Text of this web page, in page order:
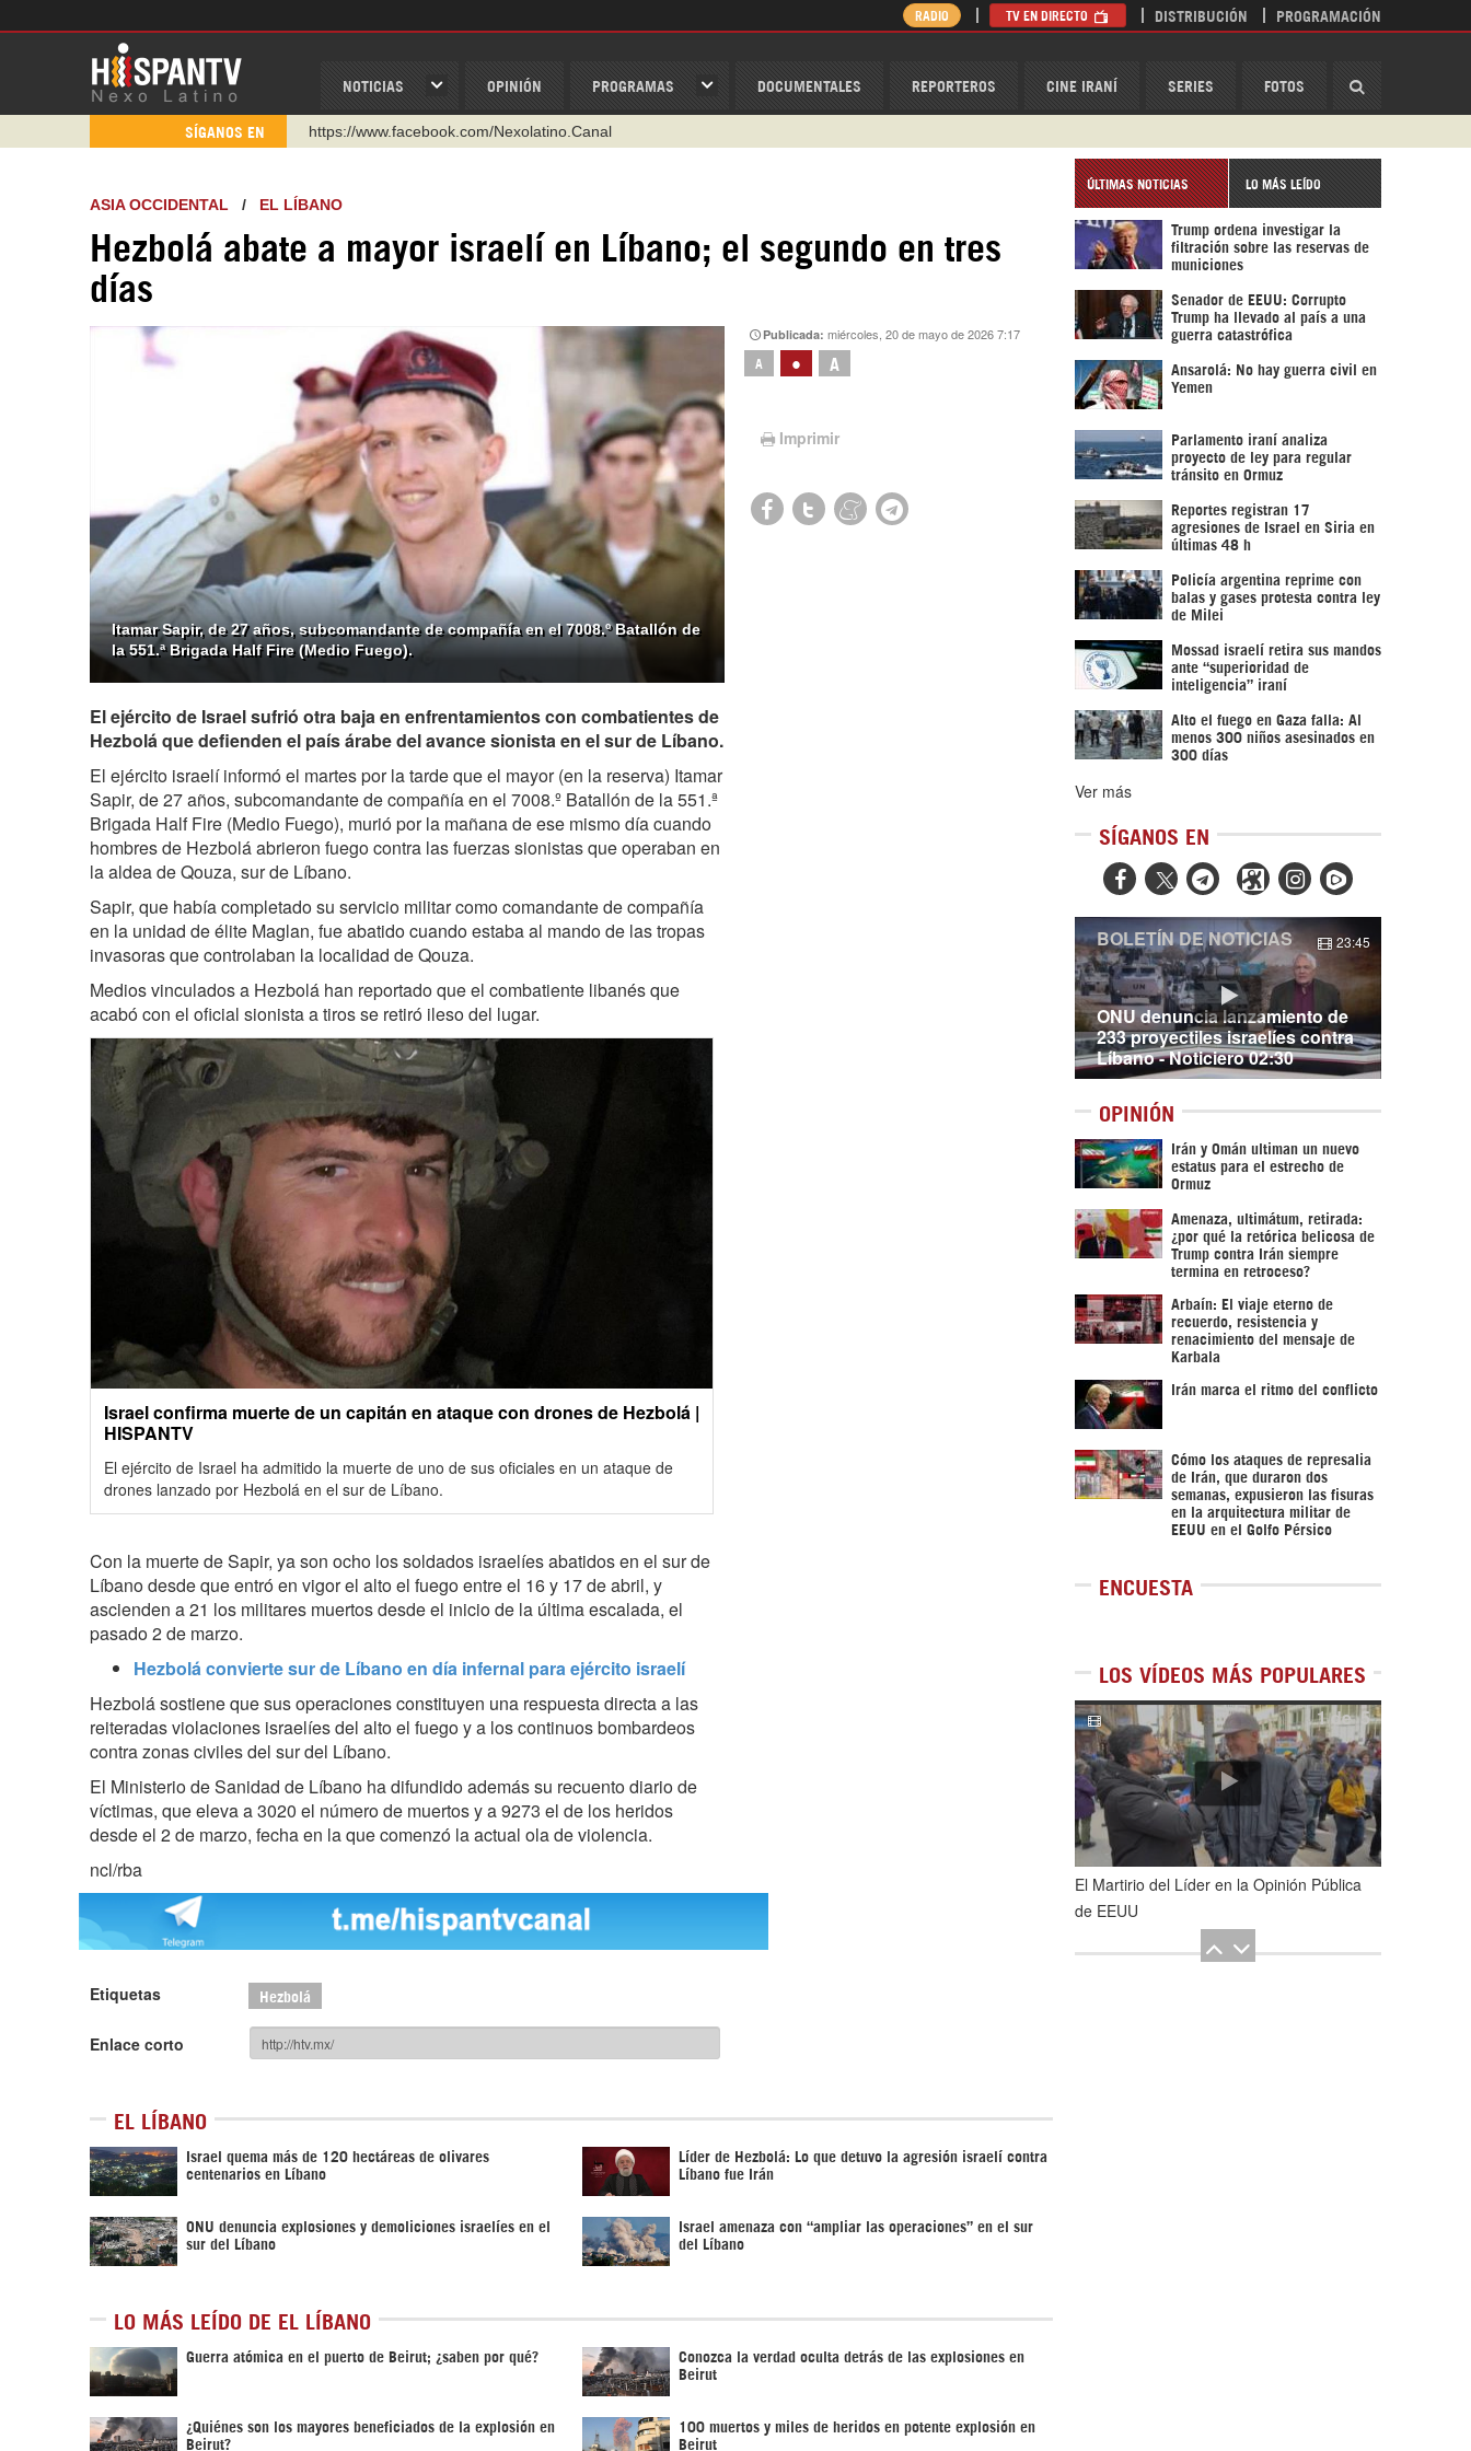
NOTICIAS OPINIÓN PROGRAMAS DOCUMENTALES REPORTEROS CINE IRANÍ SERIES FOTOS
RADIO TV EN DIRECTO DISTRIBUCIÓN PROGRAMACIÓN
SÍGANOS EN
https://www.facebook.com/Nexolatino.Canal
http://twitter.com/nexo_latino
https://t.me/hispantvcanal
https://urmedium.com/c/hispantv
Instagram como: hispan_tv
ASIA OCCIDENTAL / EL LÍBANO
Hezbolá abate a mayor israelí en Líbano; el segundo en tres
días
Itamar Sapir, de 27 años, subcomandante de compañía en el 7008.º Batallón de
la 551.ª Brigada Half Fire (Medio Fuego).
Publicada:miércoles, 20 de mayo de 2026 7:17
A • A
Imprimir
El ejército de Israel sufrió otra baja en enfrentamientos con combatientes de
Hezbolá que defienden el país árabe del avance sionista en el sur de Líbano.
El ejército israelí informó el martes por la tarde que el mayor (en la reserva) Itamar
Sapir, de 27 años, subcomandante de compañía en el 7008.º Batallón de la 551.ª
Brigada Half Fire (Medio Fuego), murió por la mañana de ese mismo día cuando
hombres de Hezbolá abrieron fuego contra las fuerzas sionistas que operaban en
la aldea de Qouza, sur de Líbano.
Sapir, que había completado su servicio militar como comandante de compañía
en la unidad de élite Maglan, fue abatido cuando estaba al mando de las tropas
invasoras que controlaban la localidad de Qouza.
Medios vinculados a Hezbolá han reportado que el combatiente libanés que
acabó con el oficial sionista a tiros se retiró ileso del lugar.
Israel confirma muerte de un capitán en ataque con drones de Hezbolá |
HISPANTV
El ejército de Israel ha admitido la muerte de uno de sus oficiales en un ataque de
drones lanzado por Hezbolá en el sur de Líbano.
Con la muerte de Sapir, ya son ocho los soldados israelíes abatidos en el sur de
Líbano desde que entró en vigor el alto el fuego entre el 16 y 17 de abril, y
ascienden a 21 los militares muertos desde el inicio de la última escalada, el
pasado 2 de marzo.
Hezbolá convierte sur de Líbano en día infernal para ejército israelí
Hezbolá sostiene que sus operaciones constituyen una respuesta directa a las
reiteradas violaciones israelíes del alto el fuego y a los continuos bombardeos
contra zonas civiles del sur del Líbano.
El Ministerio de Sanidad de Líbano ha difundido además su recuento diario de
víctimas, que eleva a 3020 el número de muertos y a 9273 el de los heridos
desde el 2 de marzo, fecha en la que comenzó la actual ola de violencia.
ncl/rba
Etiquetas Hezbolá
Enlace corto
EL LÍBANO
Israel quema más de 120 hectáreas de olivares
centenarios en Líbano
Líder de Hezbolá: Lo que detuvo la agresión israelí contra
Líbano fue Irán
ONU denuncia explosiones y demoliciones israelíes en el
sur del Líbano
Israel amenaza con “ampliar las operaciones” en el sur
del Líbano
LO MÁS LEÍDO DE EL LÍBANO
Guerra atómica en el puerto de Beirut; ¿saben por qué? Conozca la verdad oculta detrás de las explosiones en
Beirut
¿Quiénes son los mayores beneficiados de la explosión en
Beirut?
100 muertos y miles de heridos en potente explosión en
Beirut
ÚLTIMAS NOTICIAS LO MÁS LEÍDO
Trump ordena investigar la
filtración sobre las reservas de
municiones
Senador de EEUU: Corrupto
Trump ha llevado al país a una
guerra catastrófica
Ansarolá: No hay guerra civil en
Yemen
Parlamento iraní analiza
proyecto de ley para regular
tránsito en Ormuz
Reportes registran 17
agresiones de Israel en Siria en
últimas 48 h
Policía argentina reprime con
balas y gases protesta contra ley
de Milei
Mossad israelí retira sus mandos
ante “superioridad de
inteligencia” iraní
Alto el fuego en Gaza falla: Al
menos 300 niños asesinados en
300 días
Ver más
SÍGANOS EN
  
ONU denuncia lanzamiento de
233 proyectiles israelíes contra
Líbano - Noticiero 02:30
BOLETÍN DE NOTICIAS 23:45
OPINIÓN
Irán y Omán ultiman un nuevo
estatus para el estrecho de
Ormuz
Amenaza, ultimátum, retirada:
¿por qué la retórica belicosa de
Trump contra Irán siempre
termina en retroceso?
Arbaín: El viaje eterno de
recuerdo, resistencia y
renacimiento del mensaje de
Karbala
Irán marca el ritmo del conflicto
Cómo los ataques de represalia
de Irán, que duraron dos
semanas, expusieron las fisuras
en la arquitectura militar de
EEUU en el Golfo Pérsico
ENCUESTA
LOS VÍDEOS MÁS POPULARES
1de5
El Martirio del Líder en la Opinión Pública
de EEUU